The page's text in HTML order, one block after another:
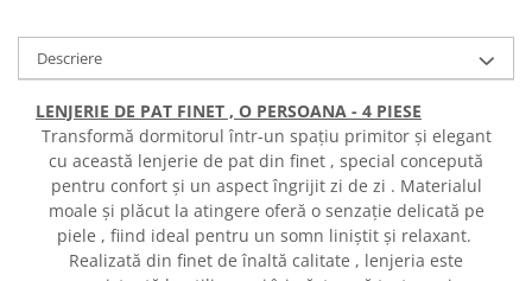
Descriere
LENJERIE DE PAT FINET , O PERSOANA - 4 PIESE
Transformă dormitorul într-un spațiu primitor și elegant
cu această lenjerie de pat din finet , special concepută
pentru confort și un aspect îngrijit zi de zi . Materialul
moale și plăcut la atingere oferă o senzație delicată pe
piele , fiind ideal pentru un somn liniștit și relaxant.
Realizată din finet de înaltă calitate , lenjeria este